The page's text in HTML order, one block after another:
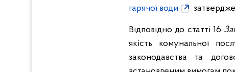
гарячої води
Відповідно до статті 16
якість комунальної
законодавства та